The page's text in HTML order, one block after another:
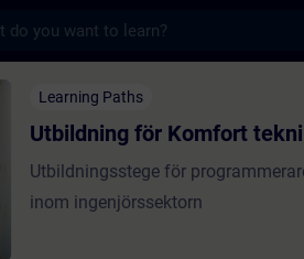
Komfort tekniker -
Learning Paths
Utbildning för Komfort
Utbildningsstege för
inom ingenjörssektorn